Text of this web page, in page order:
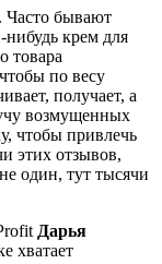
Часто бывают
крем для
товара
по весу
получает, а
возмущенных
чтобы привлечь
этих отзывов,
один, тут тысячи
Дарья
хватает